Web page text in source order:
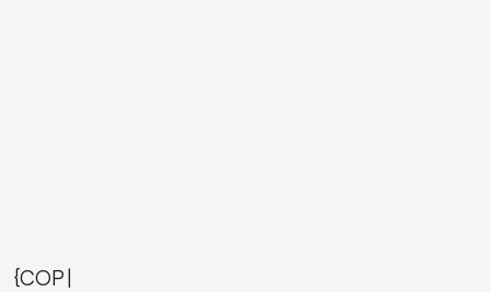
{COP|